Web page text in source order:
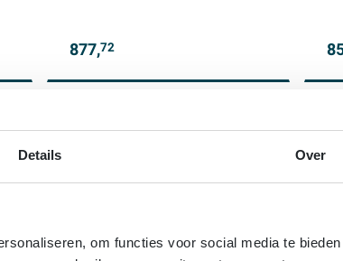
Details Over
om functies voor social media te
877,72